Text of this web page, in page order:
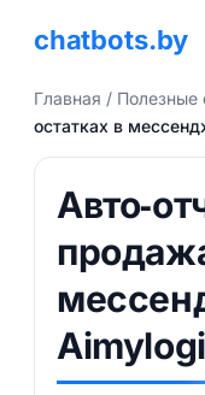
chatbots.by
Главная / Полезные
остатках в